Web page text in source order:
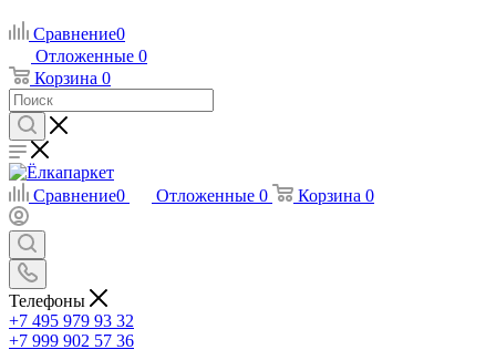
Сравнение0
Отложенные 0
Корзина 0
Сравнение0 Отложенные 0 Корзина 0
Телефоны
+7 495 979 93 32
+7 999 902 57 36